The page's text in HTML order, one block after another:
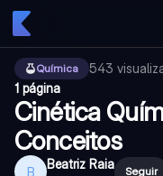
Química 543
1 página
Cinética
Conceitos
B Beatriz Raia Seguir